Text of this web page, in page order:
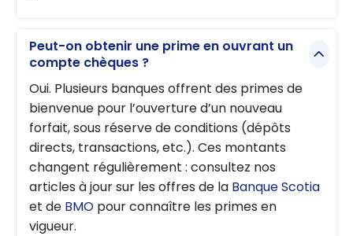
Peut-on obtenir une prime en ouvrant un
compte chèques ?
Oui. Plusieurs banques offrent des primes de
bienvenue pour l’ouverture d’un nouveau
forfait, sous réserve de conditions (dépôts
directs, transactions, etc.). Ces montants
changent régulièrement : consultez nos
articles à jour sur les offres de la Banque Scotia
et de BMO pour connaître les primes en
vigueur.